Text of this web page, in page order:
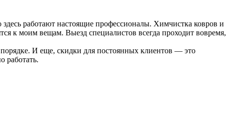
работают настоящие профессионалы. Химчистка ковров и
к моим вещам. Выезд специалистов всегда проходит вовремя,
порядке. И еще, скидки для постоянных клиентов — это
работать.